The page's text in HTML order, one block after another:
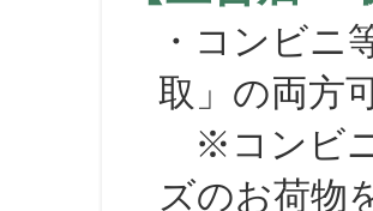
・コンビニ
取」の両方
※コンビニ
ズのお荷物